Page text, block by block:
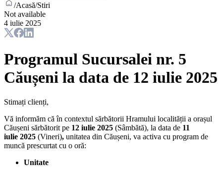
/Acasă/Stiri
Not available
4 iulie 2025
Programul Sucursalei nr. 5
Căușeni la data de 12 iulie 2025
Stimați clienți,
Vă informăm că în contextul sărbătorii Hramului localității a orașul
Căușeni sărbătorit pe 12 iulie 2025 (Sâmbătă), la data de 11
iulie 2025 (Vineri), unitatea din Căușeni, va activa cu program de
muncă prescurtat cu o oră:
Unitate